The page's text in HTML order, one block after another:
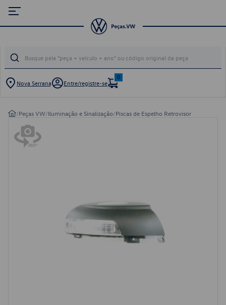
Nova Serrana Entre/registre-se
0
/Peças VW/Iluminação e Sinalização/Piscas de Espelho Retrovisor